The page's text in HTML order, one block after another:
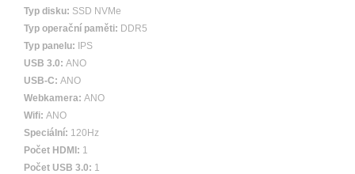
Typ disku: SSD NVMe
Typ operační paměti: DDR5
Typ panelu:
IPS
USB 3.0: ANO
USB-C: ANO
Webkamera: ANO
Wifi: ANO
Speciální: 120Hz
Počet HDMI: 1
Počet USB 3.0: 1